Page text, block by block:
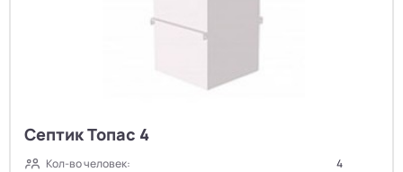
Септик Топас 4
Кол-во человек:
4